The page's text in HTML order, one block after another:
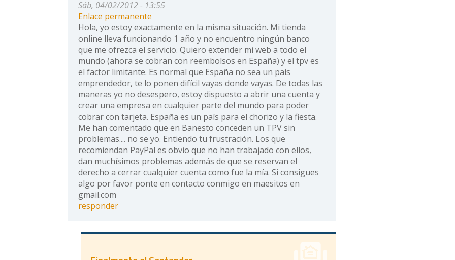
Sáb, 04/02/2012 - 13:55
Enlace permanente
Hola, yo estoy exactamente en la misma situación. Mi tienda
online lleva funcionando 1 año y no encuentro ningún banco
que me ofrezca el servicio. Quiero extender mi web a todo el
mundo (ahora se cobran con reembolsos en España) y el tpv es
el factor limitante. Es normal que España no sea un país
emprendedor, te lo ponen difícil vayas donde vayas. De todas las
maneras yo no desespero, estoy dispuesto a abrir una cuenta y
crear una empresa en cualquier parte del mundo para poder
cobrar con tarjeta. España es un país para el chorizo y la fiesta.
Me han comentado que en Banesto conceden un TPV sin
problemas.... no se yo. Entiendo tu frustración. Los que
recomiendan PayPal es obvio que no han trabajado con ellos,
dan muchísimos problemas además de que se reservan el
derecho a cerrar cualquier cuenta como fue la mía. Si consigues
algo por favor ponte en contacto conmigo en maesitos en
gmail.com
responder